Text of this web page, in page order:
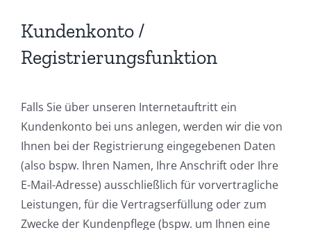
Kundenkonto /
Registrierungsfunktion
Falls Sie über unseren Internetauftritt ein
Kundenkonto bei uns anlegen, werden wir die von
Ihnen bei der Registrierung eingegebenen Daten
(also bspw. Ihren Namen, Ihre Anschrift oder Ihre
E-Mail-Adresse) ausschließlich für vorvertragliche
Leistungen, für die Vertragserfüllung oder zum
Zwecke der Kundenpflege (bspw. um Ihnen eine